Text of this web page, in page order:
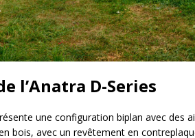
l’Anatra D-Series
une configuration biplan avec des
bois, avec un revêtement en